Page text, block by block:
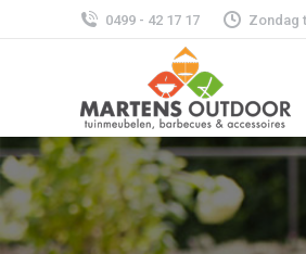
0499 - 42 17 17 Zondag